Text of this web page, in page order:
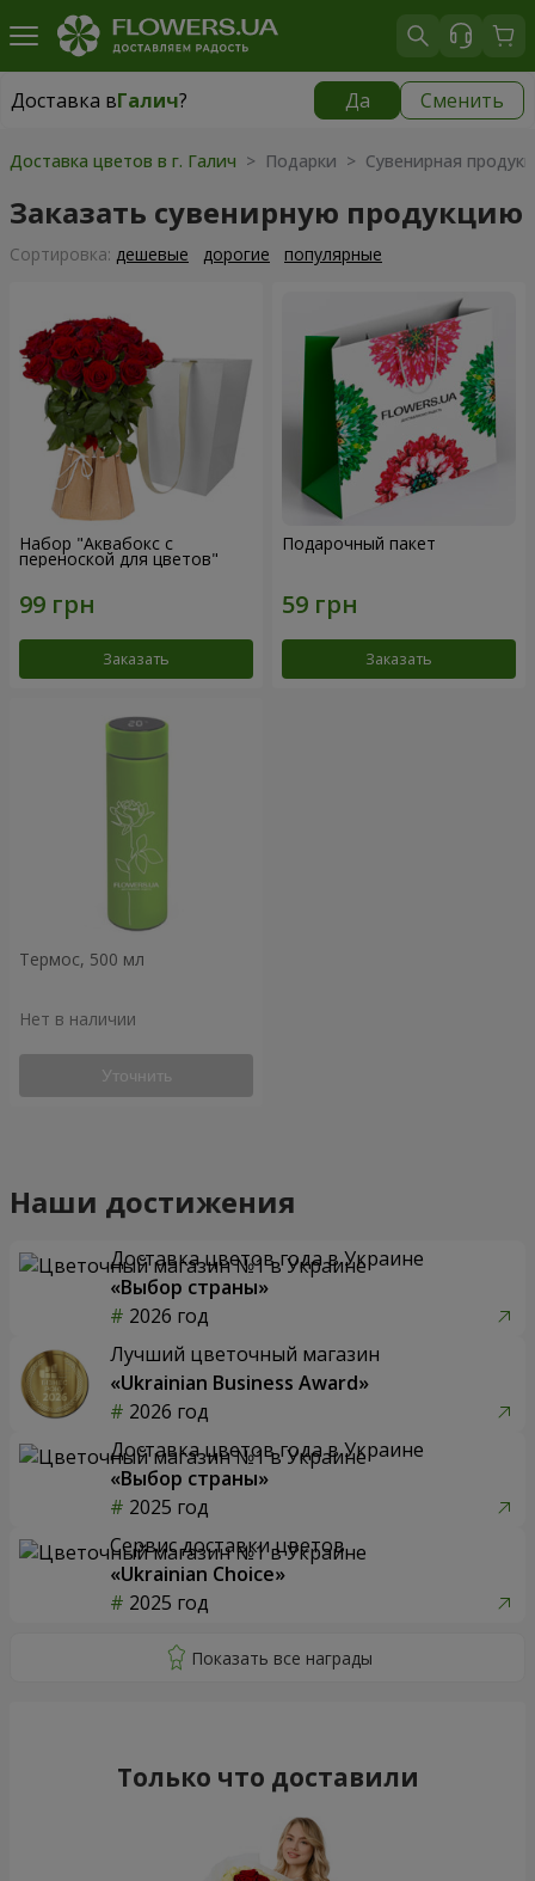
Доставка вГалич? Да Сменить
Доставка вГалич|
Доставка цветов в г. Галич > Подарки > Сувенирная
Заказать сувенирную продукцию
Cортировка: дешевые дорогие популярные
Набор "Аквабокс с
переноской для цветов"
Заказать
Подарочный пакет
Заказать
Термос, 500 мл
Нет в наличии
Уточнить
Наши достижения
Доставка цветов года в Украине
«Выбор страны»
2026 год
Лучший цветочный магазин
«Ukrainian Business Award»
2026 год
Доставка цветов года в Украине
«Выбор страны»
2025 год
Сервис доставки цветов
«Ukrainian Choice»
2025 год
Только что доставили